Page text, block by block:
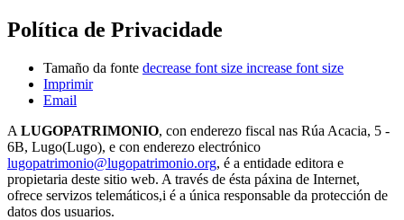
Política de Privacidade
Tamaño da fonte decrease font size increase font size
Imprimir
Email
A LUGOPATRIMONIO, con enderezo fiscal nas Rúa Acacia, 5 -
6B, Lugo(Lugo), e con enderezo electrónico
lugopatrimonio@lugopatrimonio.org, é a entidade editora e
propietaria deste sitio web. A través de ésta páxina de Internet,
ofrece servizos telemáticos,i é a única responsable da protección de
datos dos usuarios.